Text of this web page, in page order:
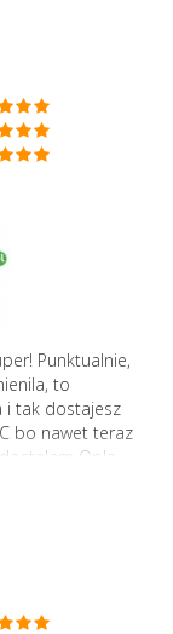
Punktualnie,
to
i tak dostajesz
bo nawet teraz
Opla.